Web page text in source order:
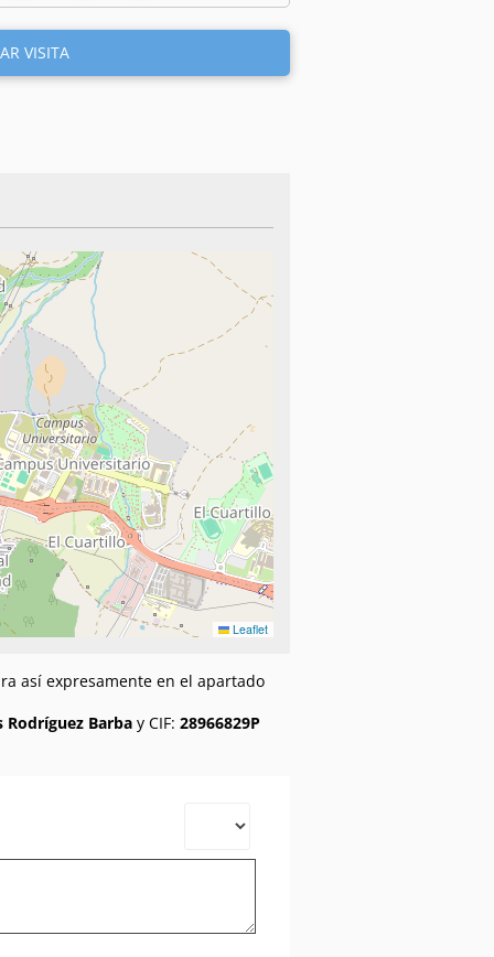
VISITA
Leaflet
así expresamente en el apartado
Rodríguez Barbay CIF: 28966829P